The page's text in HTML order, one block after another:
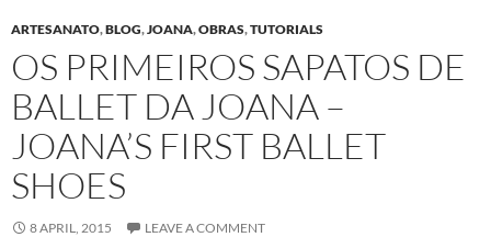
ARTESANATO,BLOG,JOANA,OBRAS,TUTORIALS
OS PRIMEIROS SAPATOS DE
BALLET DA JOANA –
JOANA’S FIRST BALLET
SHOES
8 APRIL, 2015 LEAVE A COMMENT